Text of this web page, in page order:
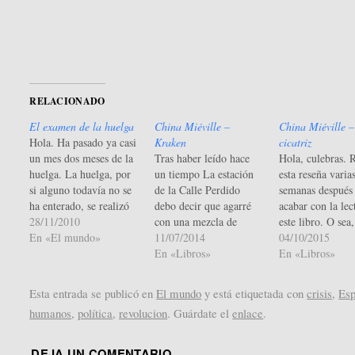
RELACIONADO
El examen de la huelga
Hola. Ha pasado ya casi
un mes dos meses de la
huelga. La huelga, por
si alguno todavía no se
ha enterado, se realizó
por la reforma que el
gobierno supuestamente
derechas) ha aprobado
por decreto ley. A lo
28/11/2010
En «El mundo»
China Miéville –
Kraken
Tras haber leído hace
un tiempo La estación
de la Calle Perdido
debo decir que agarré
con una mezcla de
sentimientos este
Kraken. Me explico: el
fresco, invitando a
profundizar mucho más
Crobuzón, pero lo
11/07/2014
En «Libros»
China Miéville
cicatriz
Hola, culebras.
esta reseña
semanas
acabar con la
este libro. O
semanas
fecha que tiene
cabreado y
04/10/2015
En «Libros»
Esta entrada se publicó enEl mundo y está etiquetada concrisis,
humanos,política,revolucion. Guárdate elenlace.